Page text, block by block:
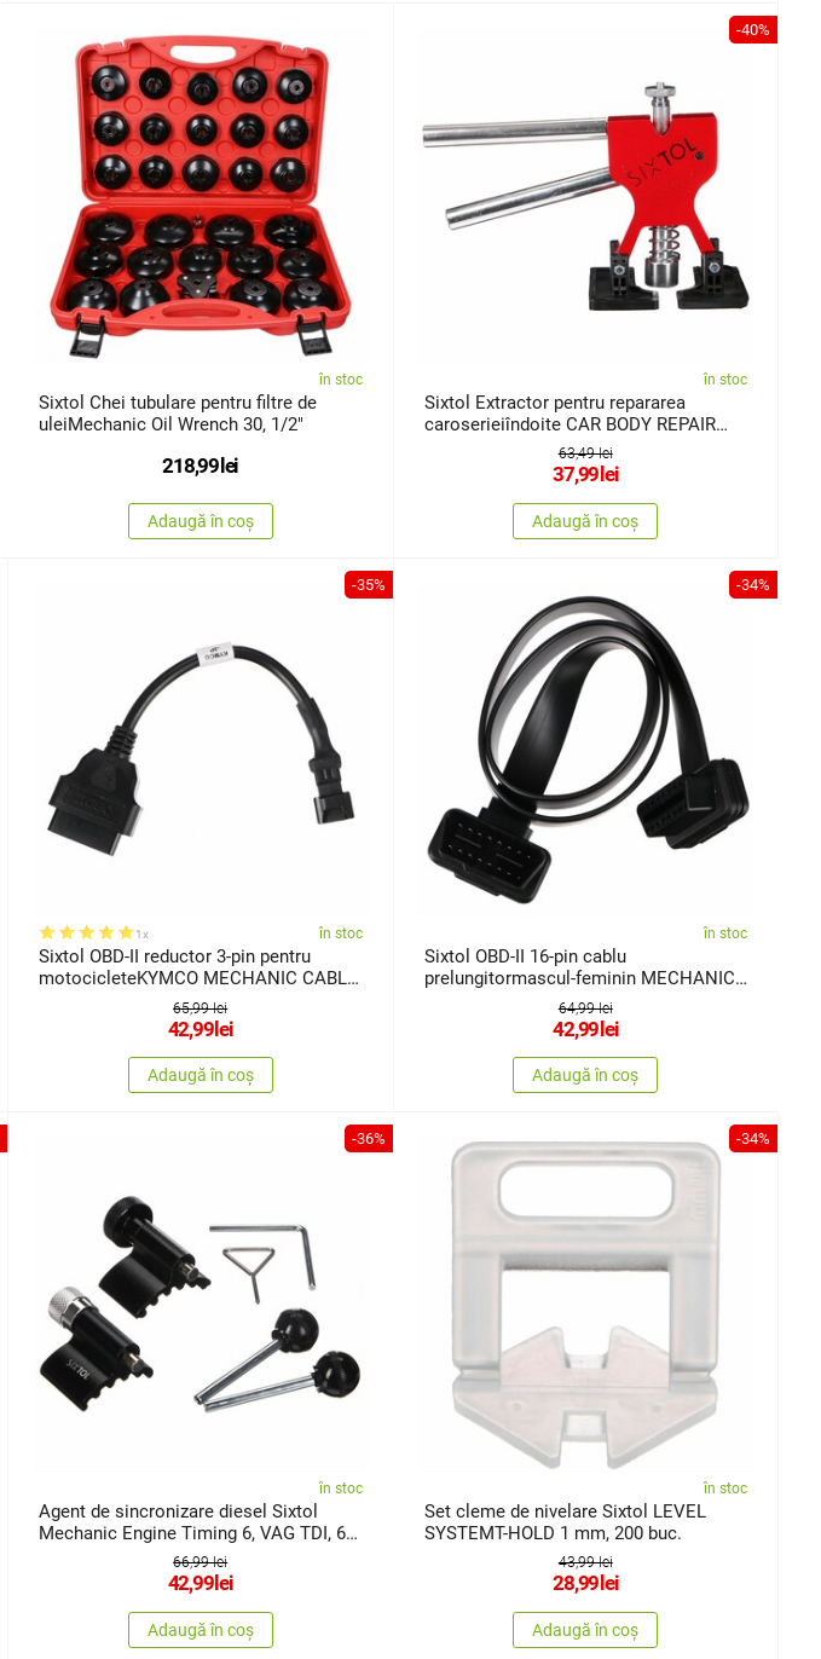
în stoc
Sixtol Chei tubulare pentru filtre de
uleiMechanic Oil Wrench 30, 1/2"
218,99 lei
Adaugă în coș
-40%
în stoc
Sixtol Extractor pentru repararea
caroserieiîndoite CAR BODY REPAIR
ONE, 13 x 8 x 18,5 cm
63,49 lei
37,99 lei
Adaugă în coș
-35%
1x în stoc
Sixtol OBD-II reductor 3-pin pentru
motocicleteKYMCO MECHANIC CABLE
65,99 lei
42,99lei
Adaugă în coș
-34%
în stoc
Sixtol OBD-II 16-pin cablu
prelungitormascul-feminin MECHANIC
64,99 lei
42,99lei
Adaugă în coș
-36%
în stoc
Agent de sincronizare diesel Sixtol
Mechanic Engine Timing 6, VAG TDI, 6
66,99 lei
42,99 lei
Adaugă în coș
-34%
în stoc
Set cleme de nivelare Sixtol LEVEL
SYSTEMT-HOLD 1 mm, 200 buc.
43,99 lei
28,99 lei
Adaugă în coș